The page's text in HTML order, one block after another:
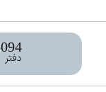
دفتر